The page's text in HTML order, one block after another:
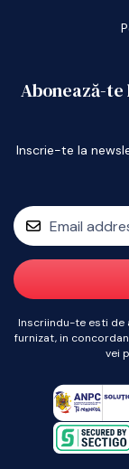
Abonează-te
Inscrie-te la
Inscriindu-te esti de
furnizat, in
vei